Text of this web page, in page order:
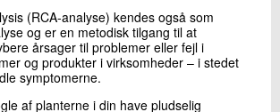
(RCA-analyse) kendes også som
og er en metodisk tilgang til at
årsager til problemer eller fejl i
og produkter i virksomheder – i stedet
symptomerne.
af planterne i din have pludselig